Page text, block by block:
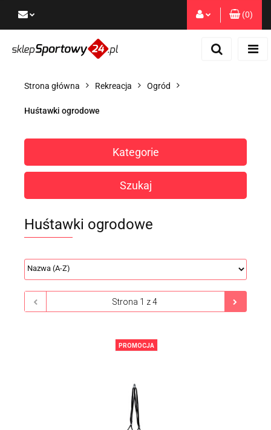
Dodaj zgłoszenie
(0)
Strona główna Rekreacja Ogród
Huśtawki ogrodowe
Kategorie
Szukaj
Huśtawki ogrodowe
PROMOCJA